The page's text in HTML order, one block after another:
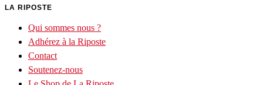
LA RIPOSTE
Qui sommes nous ?
Adhérez à la Riposte
Contact
Soutenez-nous